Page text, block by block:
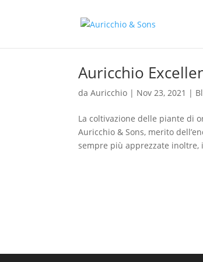
Auricchio
daAuricchio | Nov 23, 2021 |
La coltivazione delle piante di
Auricchio & Sons, merito
sempre più apprezzate inoltre,